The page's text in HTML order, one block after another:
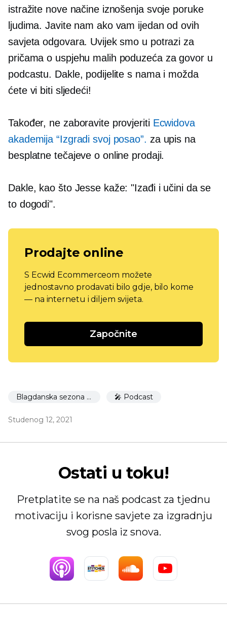
istražite nove načine iznošenja svoje poruke
ljudima. Javite nam ako vam ijedan od ovih
savjeta odgovara. Uvijek smo u potrazi za
pričama o uspjehu malih poduzeća za govor u
podcastu. Dakle, podijelite s nama i možda
ćete vi biti sljedeći!
Također, ne zaboravite provjeriti Ecwidova
akademija “Izgradi svoj posao”. za upis na
besplatne tečajeve o online prodaji.
Dakle, kao što Jesse kaže: "Izađi i učini da se
to dogodi".
Prodajte online
S Ecwid Ecommerceom možete
jednostavno prodavati bilo gdje, bilo kome
— na internetu i diljem svijeta.
Započnite
Blagdanska sezona 🎉 🎤 Podcast
Studenog 12, 2021
Ostati u toku!
Pretplatite se na naš podcast za tjednu
motivaciju i korisne savjete za izgradnju
svog posla iz snova.